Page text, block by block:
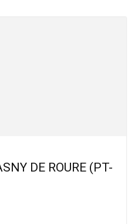
DE ROURE (PT-